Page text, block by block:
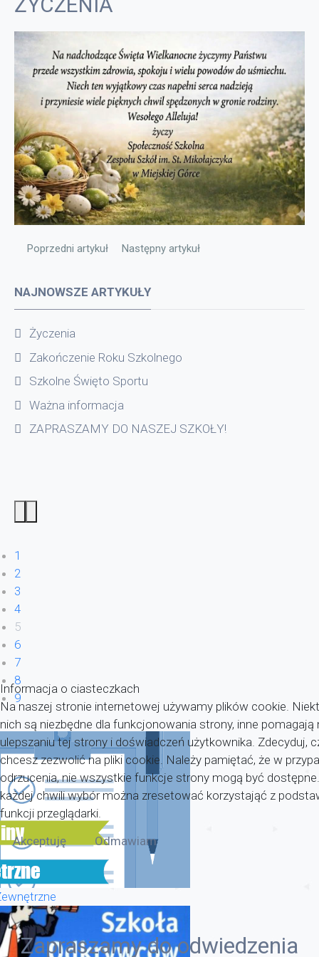
Poprzedni artykuł: Projekt „Przyjazna szkoła"
Poprzedni artykuł Następny artykuł: INFORMACJA
Następny artykuł
NAJNOWSZE ARTYKUŁY
Życzenia
Zakończenie Roku Szkolnego
Szkolne Święto Sportu
Ważna informacja
ZAPRASZAMY DO NASZEJ SZKOŁY!
1
2
3
4
5
6
7
8
9
Zapraszamy do odwiedzenia
Informacja o ciasteczkach
Na naszej stronie internetowej używamy plików cookie.
nich są niezbędne dla funkcjonowania strony, inne pomagają
ulepszaniu tej strony i doświadczeń użytkownika. Zdecyduj,
chcesz zezwolić na pliki cookie. Należy pamiętać, że w
odrzucenia, nie wszystkie funkcje strony mogą być
każdej chwili wybór można zresetować korzystająć z
funkcji przeglądarki.
Akceptuję
Odmawiam